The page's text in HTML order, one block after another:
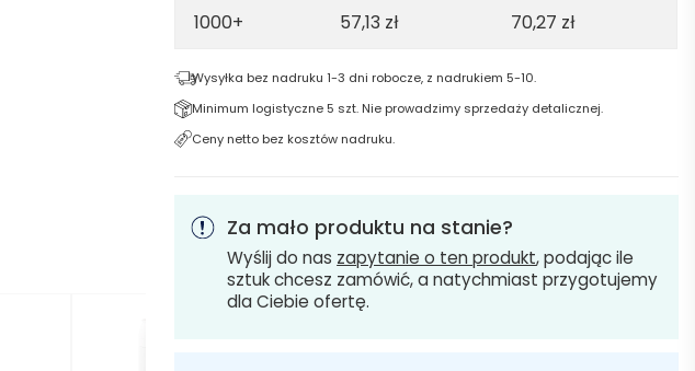
1000+
57,13 zł 70,27 zł
Wysyłka bez nadruku 1-3 dni robocze, z nadrukiem 5-10.
Minimum logistyczne 5 szt. Nie prowadzimy sprzedaży detalicznej.
Ceny netto bez kosztów nadruku.
Za mało produktu na stanie?
Wyślij do nas zapytanie o ten produkt, podając ile
sztuk chcesz zamówić, a natychmiast przygotujemy
dla Ciebie ofertę.